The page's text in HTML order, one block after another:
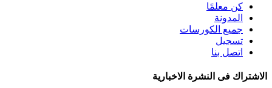
كن معلمًا
المدونة
جميع الكورسات
تسجيل
اتصل بنا
اﻻشتراك فى النشرة اﻻخبارية